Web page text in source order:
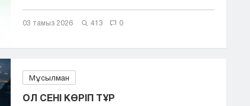
03 тамыз 2026 413 0
Мұсылман
ОЛ СЕНІ КӨРІП ТҰР